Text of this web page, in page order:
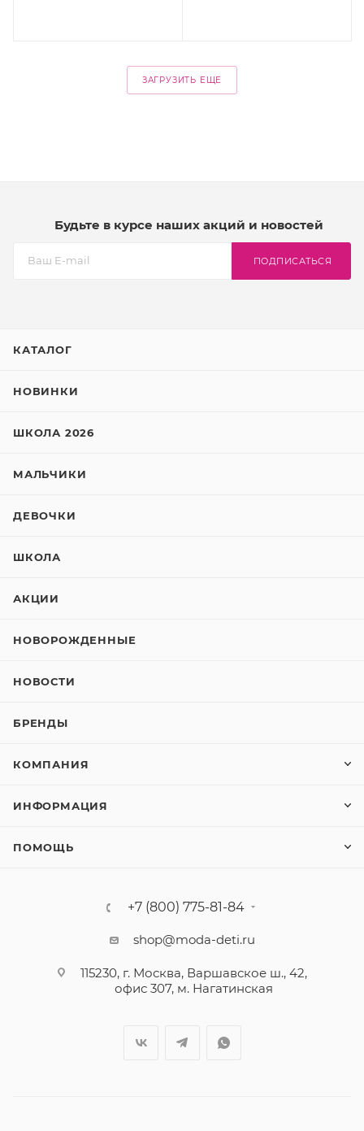
ЗАГРУЗИТЬ ЕЩЕ
Будьте в курсе наших акций и новостей
ПОДПИСАТЬСЯ
КАТАЛОГ
НОВИНКИ
ШКОЛА 2026
МАЛЬЧИКИ
ДЕВОЧКИ
ШКОЛА
АКЦИИ
НОВОРОЖДЕННЫЕ
НОВОСТИ
БРЕНДЫ
КОМПАНИЯ
ИНФОРМАЦИЯ
ПОМОЩЬ
+7 (800) 775-81-84
shop@moda-deti.ru
115230, г. Москва, Варшавское ш., 42,
офис 307, м. Нагатинская